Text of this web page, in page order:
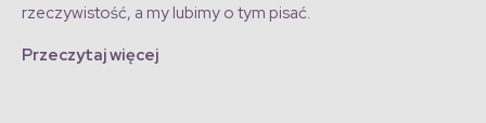
rzeczywistość, a my lubimy o tym pisać.
Przeczytaj więcej